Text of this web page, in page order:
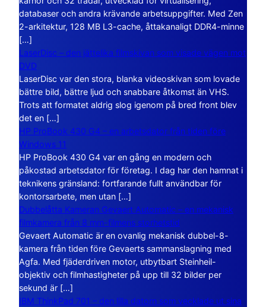
databaser och andra krävande arbetsuppgifter. Med Zen
2-arkitektur, 128 MB L3-cache, åttakanaligt DDR4-minne
[…]
LaserDisc – den jättelika filmskivan som visade vägen mot
DVD
LaserDisc var den stora, blanka videoskivan som lovade
bättre bild, bättre ljud och snabbare åtkomst än VHS.
Trots att formatet aldrig slog igenom på bred front blev
det en […]
HP ProBook 430 G4 – en arbetsdator från tiden före
Windows 11
HP ProBook 430 G4 var en gång en modern och
påkostad arbetsdator för företag. I dag har den hamnat i
teknikens gränsland: fortfarande fullt användbar för
kontorsarbete, men utan […]
Dubbelåtta Kameran Gevaert Automatic – en mekanisk
filmkamera från 8 mm-filmens storhetstid
Gevaert Automatic är en ovanlig mekanisk dubbel-8-
kamera från tiden före Gevaerts sammanslagning med
Agfa. Med fjäderdriven motor, utbytbart Steinheil-
objektiv och filmhastigheter på upp till 32 bilder per
sekund är […]
IBM ThinkPad 701 – den lilla datorn som vecklade ut sina